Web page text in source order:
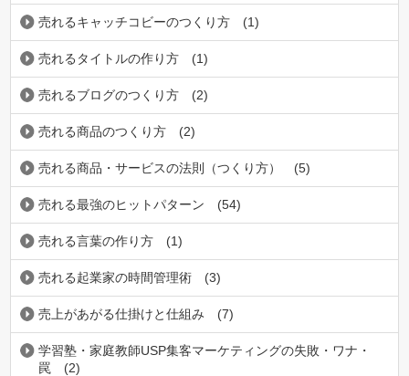
売れるキャッチコビーのつくり方 (1)
売れるタイトルの作り方 (1)
売れるブログのつくり方 (2)
売れる商品のつくり方 (2)
売れる商品・サービスの法則（つくり方） (5)
売れる最強のヒットパターン (54)
売れる言葉の作り方 (1)
売れる起業家の時間管理術 (3)
売上があがる仕掛けと仕組み (7)
学習塾・家庭教師USP集客マーケティングの失敗・ワナ・
罠
(2)